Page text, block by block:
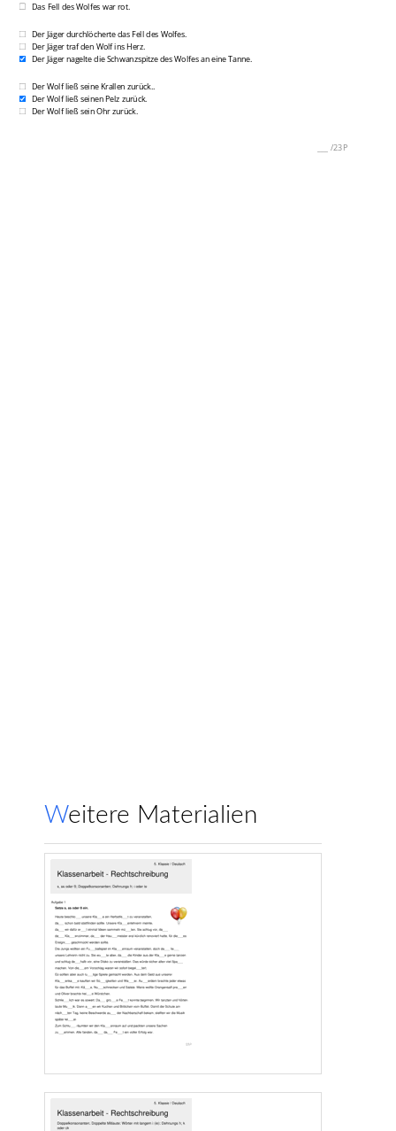
Das Fell des Wolfes war rot.
Der Jäger durchlöcherte das Fell des Wolfes.
Der Jäger traf den Wolf ins Herz.
Der Jäger nagelte die Schwanzspitze des Wolfes an eine Tanne.
Der Wolf ließ seine Krallen zurück..
Der Wolf ließ seinen Pelz zurück.
Der Wolf ließ sein Ohr zurück.
/23P
Weitere Materialien